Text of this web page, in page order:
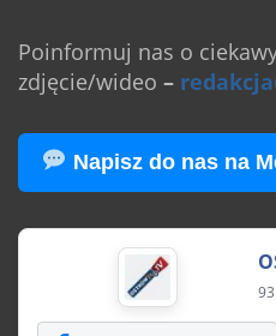
Poinformuj nas o
zdjęcie/wideo –
Napisz do nas na